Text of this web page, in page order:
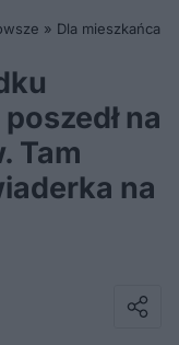
» Dla mieszkańca
na
Tam
na